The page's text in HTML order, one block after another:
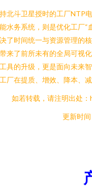
北斗卫星授时的工厂NTP
水务系统，则是优化工厂“
了时间统一与资源管理的
来了前所未有的全局可视
具的升级，更是面向未来
厂在提质、增效、降本、
如若转载，请注明出处
更新时